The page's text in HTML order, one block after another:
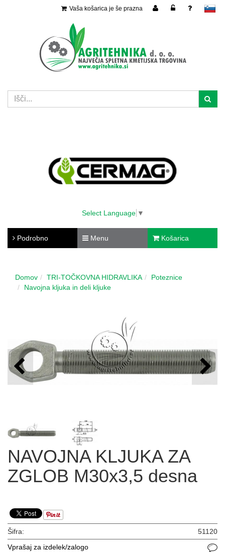
slovensko
Vaša košarica je še prazna
Select Language ▼
Podrobno Menu Košarica
Domov TRI-TOČKOVNA HIDRAVLIKA
Poteznice
Navojna kljuka in deli kljuke
NAVOJNA KLJUKA ZA
ZGLOB M30x3,5 desna
Šifra:
51120
Vprašaj za izdelek/zalogo